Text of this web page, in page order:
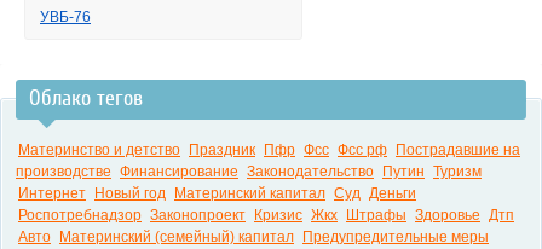
УВБ-76
Облако тегов
Материнство и детство Праздник Пфр Фсс Фсс рф
Пострадавшие на
производстве Финансирование Законодательство Путин Туризм
Интернет
Новый год Материнский капитал Суд Деньги
Роспотребнадзор Законопроект Кризис Жкх Штрафы Здоровье Дтп
Авто
Материнский (семейный) капитал
Предупредительные меры